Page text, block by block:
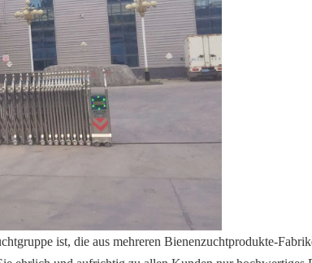
ist, die aus mehreren Bienenzuchtprodukte-